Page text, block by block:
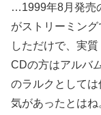
…1999年8月発売
がストリーミン
しただけで、実
CDの方はアルバ
のラルクとして
気があったとは